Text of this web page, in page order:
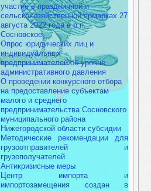
участие в праздничной и
сельскохозяйственной ярмарках 27
августа 2022 года в р.п.
Сосновское
Опрос юридических лиц и
индивидуальных
предпринимателей об уровне
административного давления
О проведении конкурсного отбора
на предоставление субъектам
малого и среднего
предпринимательства Сосновского
муниципального района
Нижегородской области субсидии
Методические рекомендации для
грузоотправителей и
грузополучателей
Антикризисные меры
Центр импорта и
импортозамещения создан в